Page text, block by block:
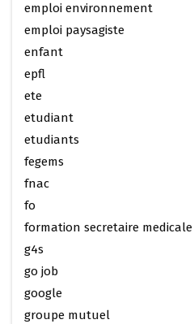
emploi environnement
emploi paysagiste
enfant
epfl
ete
etudiant
etudiants
fegems
fnac
fo
formation secretaire medicale
g4s
go job
google
groupe mutuel